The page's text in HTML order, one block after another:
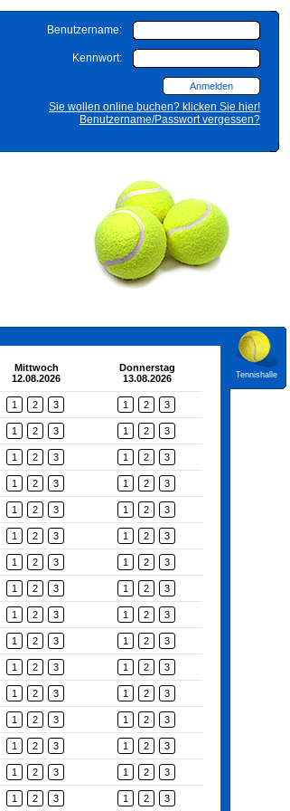
Benutzername:
Kennwort:
Sie wollen online buchen? klicken Sie hier!
Benutzername/Passwort vergessen?
Mittwoch
12.08.2026
Donnerstag
13.08.2026
1 2 3 1 2 3
1 2 3 1 2 3
1 2 3 1 2 3
1 2 3 1 2 3
1 2 3 1 2 3
1 2 3 1 2 3
1 2 3 1 2 3
1 2 3 1 2 3
1 2 3 1 2 3
1 2 3 1 2 3
1 2 3 1 2 3
1 2 3 1 2 3
1 2 3 1 2 3
1 2 3 1 2 3
1 2 3 1 2 3
1 2 3 1 2 3
Tennishalle